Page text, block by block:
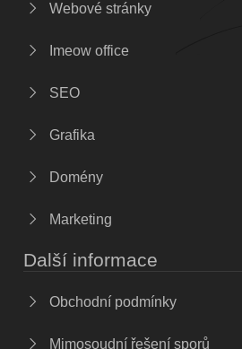
Webové stránky
Imeow office
SEO
Grafika
Domény
Marketing
Další informace
Obchodní podmínky
Mimosoudní řešení sporů